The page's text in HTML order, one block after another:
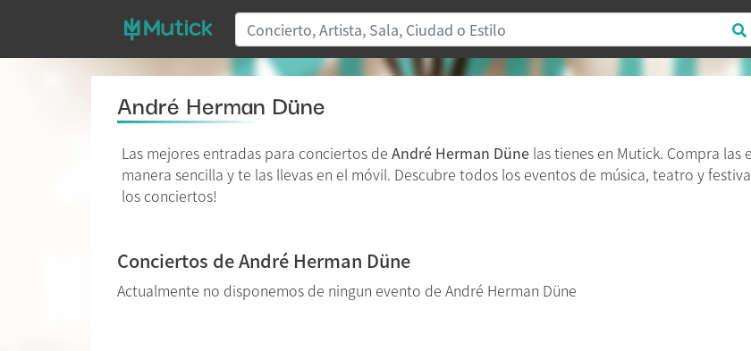
André Herman Düne
Las mejores entradas para conciertos de André Herman Düne las tienes en Mutick. Compra
manera sencilla y te las llevas en el móvil. Descubre todos los eventos de música, teatro y
los conciertos!
Conciertos de André Herman Düne
Actualmente no disponemos de ningun evento de André Herman Düne